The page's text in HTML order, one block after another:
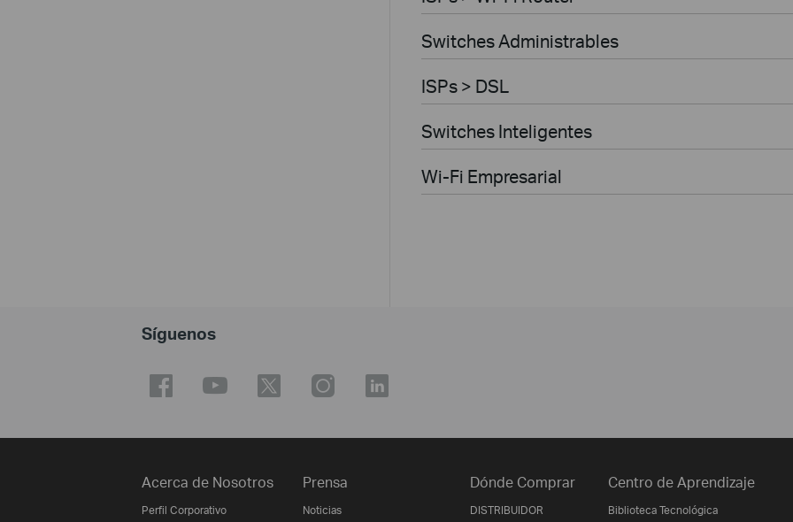
Switches Administrables
ISPs > DSL
Switches Inteligentes
Wi-Fi Empresarial
Síguenos
Acerca de Nosotros
Perfil Corporativo
Prensa
Noticias
Dónde Comprar
DISTRIBUIDOR
Centro de Aprendizaje
Biblioteca Tecnológica